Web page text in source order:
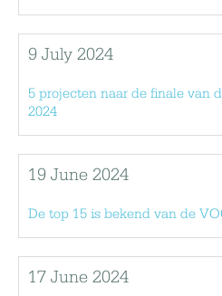
9 July 2024
5 projecten naar de finale van
2024
19 June 2024
De top 15 is bekend van de
17 June 2024